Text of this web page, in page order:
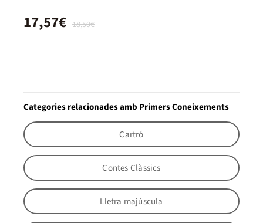
18,50€
17,57€
Categories relacionades amb Primers Coneixements
Cartró
Contes Clàssics
Lletra majúscula